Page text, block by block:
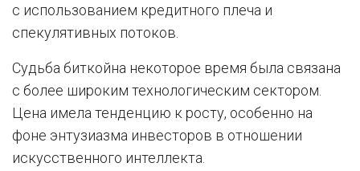
с использованием кредитного плеча и
спекулятивных потоков.
Судьба биткойна некоторое время была связана
с более широким технологическим сектором.
Цена имела тенденцию к росту, особенно на
фоне энтузиазма инвесторов в отношении
искусственного интеллекта.